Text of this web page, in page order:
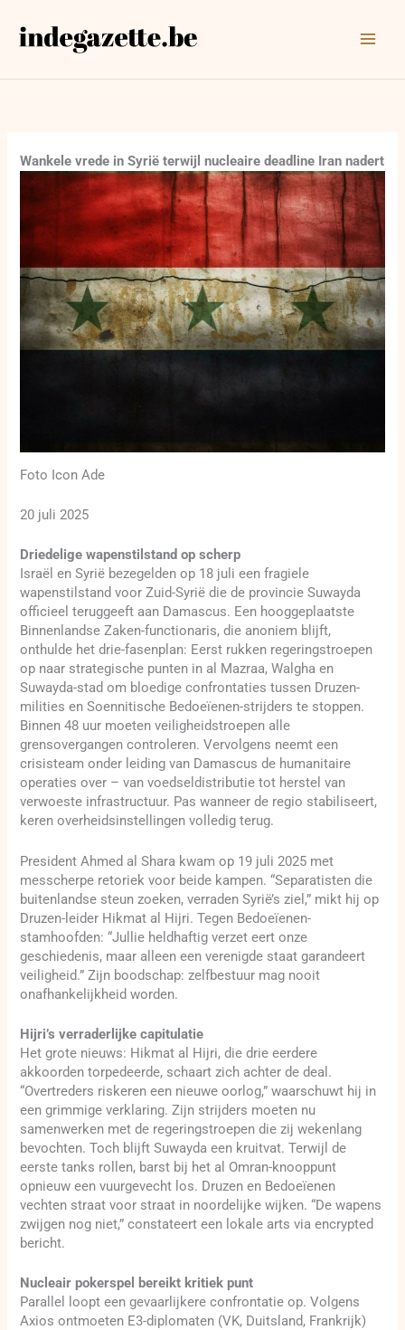
naar
Wankele vrede in Syrië terwijl nucleaire deadline Iran nadert
Foto Icon Ade
20 juli 2025
Driedelige wapenstilstand op scherp
Israël en Syrië bezegelden op 18 juli een fragiele
wapenstilstand voor Zuid-Syrië die de provincie Suwayda
officieel teruggeeft aan Damascus. Een hooggeplaatste
Binnenlandse Zaken-functionaris, die anoniem blijft,
onthulde het drie-fasenplan: Eerst rukken regeringstroepen
op naar strategische punten in al Mazraa, Walgha en
Suwayda-stad om bloedige confrontaties tussen Druzen-
milities en Soennitische Bedoeïenen-strijders te stoppen.
Binnen 48 uur moeten veiligheidstroepen alle
grensovergangen controleren. Vervolgens neemt een
crisisteam onder leiding van Damascus de humanitaire
operaties over – van voedseldistributie tot herstel van
verwoeste infrastructuur. Pas wanneer de regio stabiliseert,
keren overheidsinstellingen volledig terug.
President Ahmed al Shara kwam op 19 juli 2025 met
messcherpe retoriek voor beide kampen. “Separatisten die
buitenlandse steun zoeken, verraden Syrië’s ziel,” mikt hij op
Druzen-leider Hikmat al Hijri. Tegen Bedoeïenen-
stamhoofden: “Jullie heldhaftig verzet eert onze
geschiedenis, maar alleen een verenigde staat garandeert
veiligheid.” Zijn boodschap: zelfbestuur mag nooit
onafhankelijkheid worden.
Hijri’s verraderlijke capitulatie
Het grote nieuws: Hikmat al Hijri, die drie eerdere
akkoorden torpedeerde, schaart zich achter de deal.
“Overtreders riskeren een nieuwe oorlog,” waarschuwt hij in
een grimmige verklaring. Zijn strijders moeten nu
samenwerken met de regeringstroepen die zij wekenlang
bevochten. Toch blijft Suwayda een kruitvat. Terwijl de
eerste tanks rollen, barst bij het al Omran-knooppunt
opnieuw een vuurgevecht los. Druzen en Bedoeïenen
vechten straat voor straat in noordelijke wijken. “De wapens
zwijgen nog niet,” constateert een lokale arts via encrypted
bericht.
Nucleair pokerspel bereikt kritiek punt
Parallel loopt een gevaarlijkere confrontatie op. Volgens
Axios ontmoeten E3-diplomaten (VK, Duitsland, Frankrijk)